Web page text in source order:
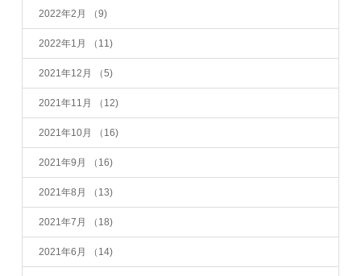
2022年2月 （9)
2022年1月 （11)
2021年12月 （5)
2021年11月 （12)
2021年10月 （16)
2021年9月 （16)
2021年8月 （13)
2021年7月 （18)
2021年6月 （14)